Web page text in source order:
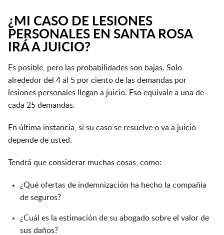
¿MI CASO DE LESIONES
PERSONALES EN SANTA ROSA
IRÁ A JUICIO?
Es posible, pero las probabilidades son bajas. Solo
alrededor del 4 al 5 por ciento de las demandas por
lesiones personales llegan a juicio. Eso equivale a una de
cada 25 demandas.
En última instancia, si su caso se resuelve o va a juicio
depende de usted.
Tendrá que considerar muchas cosas, como:
¿Qué ofertas de indemnización ha hecho la compañía
de seguros?
¿Cuál es la estimación de su abogado sobre el valor de
sus daños?